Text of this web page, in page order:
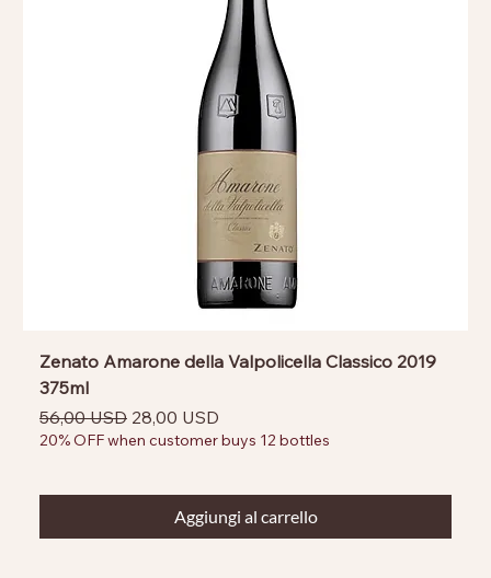
Zenato Amarone della Valpolicella Classico 2019
375ml
Prezzo regolare
56,00 USD Prezzo scontato
28,00 USD
20% OFF when customer buys 12 bottles
Aggiungi al carrello